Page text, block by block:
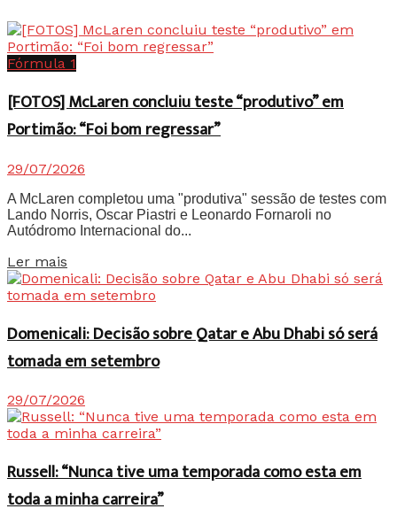
Fórmula 1
[FOTOS] McLaren concluiu teste “produtivo” em
Portimão: “Foi bom regressar”
29/07/2026
A McLaren completou uma "produtiva" sessão de testes com
Lando Norris, Oscar Piastri e Leonardo Fornaroli no
Autódromo Internacional do...
Ler mais
Domenicali: Decisão sobre Qatar e Abu Dhabi só será
tomada em setembro
29/07/2026
Russell: “Nunca tive uma temporada como esta em
toda a minha carreira”